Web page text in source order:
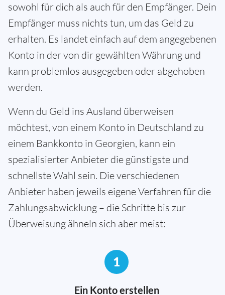
sowohl für dich als auch für den Empfänger. Dein
Empfänger muss nichts tun, um das Geld zu
erhalten. Es landet einfach auf dem angegebenen
Konto in der von dir gewählten Währung und
kann problemlos ausgegeben oder abgehoben
werden.
Wenn du Geld ins Ausland überweisen
möchtest, von einem Konto in Deutschland zu
einem Bankkonto in Georgien, kann ein
spezialisierter Anbieter die günstigste und
schnellste Wahl sein. Die verschiedenen
Anbieter haben jeweils eigene Verfahren für die
Zahlungsabwicklung – die Schritte bis zur
Überweisung ähneln sich aber meist:
1
Ein Konto erstellen